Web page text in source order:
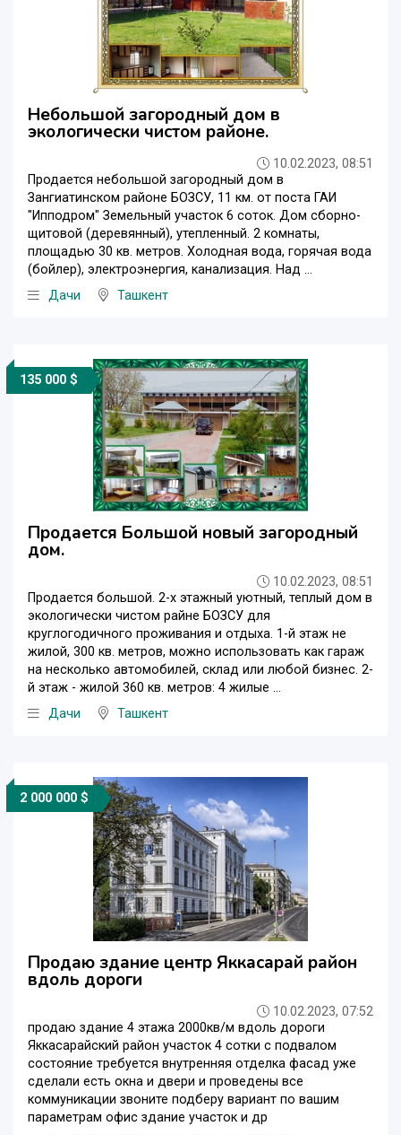
Небольшой загородный дом в
экологически чистом районе.
10.02.2023, 08:51
Продается небольшой загородный дом в
Зангиатинском районе БОЗСУ, 11 км. от поста ГАИ
"Ипподром" Земельный участок 6 соток. Дом сборно-
щитовой (деревянный), утепленный. 2 комнаты,
площадью 30 кв. метров. Холодная вода, горячая вода
(бойлер), электроэнергия, канализация. Над ...
Дачи
Ташкент
135 000 $
Продается Большой новый загородный
дом.
10.02.2023, 08:51
Продается большой. 2-х этажный уютный, теплый дом в
экологически чистом райне БОЗСУ для
круглогодичного проживания и отдыха. 1-й этаж не
жилой, 300 кв. метров, можно использовать как гараж
на несколько автомобилей, склад или любой бизнес. 2-
й этаж - жилой 360 кв. метров: 4 жилые ...
Дачи
Ташкент
2 000 000 $
Продаю здание центр Яккасарай район
вдоль дороги
10.02.2023, 07:52
продаю здание 4 этажа 2000кв/м вдоль дороги
Яккасарайский район участок 4 сотки с подвалом
состояние требуется внутренняя отделка фасад уже
сделали есть окна и двери и проведены все
коммуникации звоните подберу вариант по вашим
параметрам офис здание участок и др